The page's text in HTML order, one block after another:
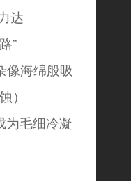
达
”
像海绵般吸
）
为毛细冷凝